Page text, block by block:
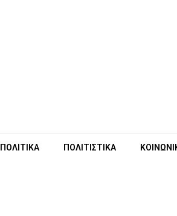
ΠΟΛΙΤΙΚΑ ΠΟΛΙΤΙΣΤΙΚΑ